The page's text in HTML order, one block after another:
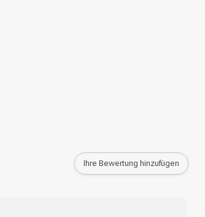
Ihre Bewertung hinzufügen